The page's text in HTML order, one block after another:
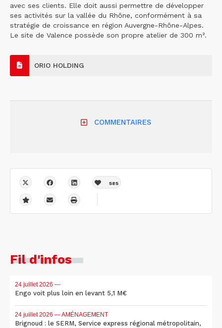
avec ses clients. Elle doit aussi permettre de développer
ses activités sur la vallée du Rhône, conformément à sa
stratégie de croissance en région Auvergne-Rhône-Alpes.
Le site de Valence possède son propre atelier de 300 m².
ORIO HOLDING
COMMENTAIRES
585
Fil d'infos
24 juillet 2026 —
Engo voit plus loin en levant 5,1 M€
24 juillet 2026 — AMÉNAGEMENT
Brignoud : le SERM, Service express régional métropolitain,